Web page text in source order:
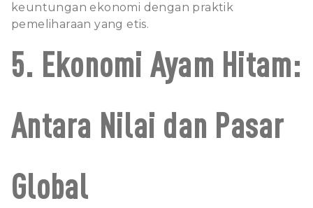
keuntungan ekonomi dengan praktik
pemeliharaan yang etis.
5. Ekonomi Ayam Hitam:
Antara Nilai dan Pasar
Global